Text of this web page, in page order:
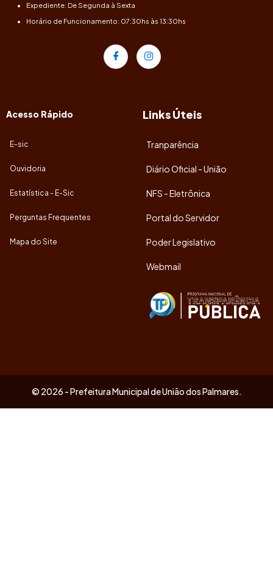
Expediente: De Segunda à Sexta
Horário de Funcionamento: 07:30hs às 13:30hs
Acesso Rápido
E-sic
Ouvidoria
Estatística - E-Sic
Perguntas Frequentes
Mapa do Site
Links Úteis
Tranparência
Diário Oficial - União
NFS - Eletrônica
Portal do Servidor
Poder Legislativo
Webmail
© 2026 - Prefeitura Municipal de União dos Palmares.